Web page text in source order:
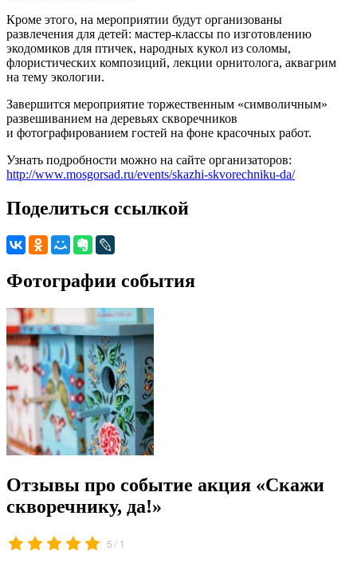
Кроме этого, на мероприятии будут организованы
развлечения для детей: мастер-классы по изготовлению
экодомиков для птичек, народных кукол из соломы,
флористических композиций, лекции орнитолога, аквагрим
на тему экологии.
Завершится мероприятие торжественным «символичным»
развешиванием на деревьях скворечников
и фотографированием гостей на фоне красочных работ.
Узнать подробности можно на сайте организаторов:
http://www.mosgorsad.ru/events/skazhi-skvorechniku-da/
Поделиться ссылкой
Фотографии события
Отзывы про событие акция «Скажи
скворечнику, да!»
5 / 1